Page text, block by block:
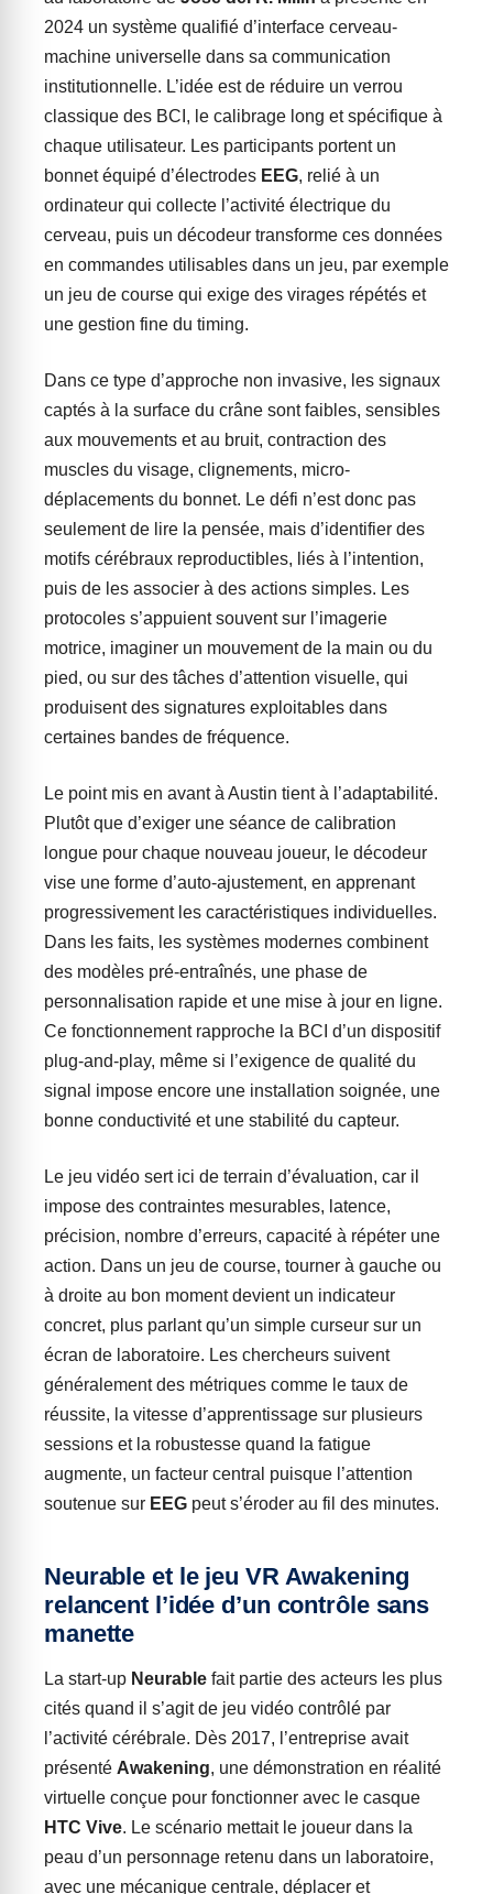
2024 un système qualifié d’interface cerveau-
machine universelle dans sa communication
institutionnelle. L’idée est de réduire un verrou
classique des BCI, le calibrage long et spécifique à
chaque utilisateur. Les participants portent un
bonnet équipé d’électrodes EEG, relié à un
ordinateur qui collecte l’activité électrique du
cerveau, puis un décodeur transforme ces données
en commandes utilisables dans un jeu, par exemple
un jeu de course qui exige des virages répétés et
une gestion fine du timing.
Dans ce type d’approche non invasive, les signaux
captés à la surface du crâne sont faibles, sensibles
aux mouvements et au bruit, contraction des
muscles du visage, clignements, micro-
déplacements du bonnet. Le défi n’est donc pas
seulement de lire la pensée, mais d’identifier des
motifs cérébraux reproductibles, liés à l’intention,
puis de les associer à des actions simples. Les
protocoles s’appuient souvent sur l’imagerie
motrice, imaginer un mouvement de la main ou du
pied, ou sur des tâches d’attention visuelle, qui
produisent des signatures exploitables dans
certaines bandes de fréquence.
Le point mis en avant à Austin tient à l’adaptabilité.
Plutôt que d’exiger une séance de calibration
longue pour chaque nouveau joueur, le décodeur
vise une forme d’auto-ajustement, en apprenant
progressivement les caractéristiques individuelles.
Dans les faits, les systèmes modernes combinent
des modèles pré-entraînés, une phase de
personnalisation rapide et une mise à jour en ligne.
Ce fonctionnement rapproche la BCI d’un dispositif
plug-and-play, même si l’exigence de qualité du
signal impose encore une installation soignée, une
bonne conductivité et une stabilité du capteur.
Le jeu vidéo sert ici de terrain d’évaluation, car il
impose des contraintes mesurables, latence,
précision, nombre d’erreurs, capacité à répéter une
action. Dans un jeu de course, tourner à gauche ou
à droite au bon moment devient un indicateur
concret, plus parlant qu’un simple curseur sur un
écran de laboratoire. Les chercheurs suivent
généralement des métriques comme le taux de
réussite, la vitesse d’apprentissage sur plusieurs
sessions et la robustesse quand la fatigue
augmente, un facteur central puisque l’attention
soutenue sur EEG peut s’éroder au fil des minutes.
Neurable et le jeu VR Awakening
relancent l’idée d’un contrôle sans
manette
La start-up Neurable fait partie des acteurs les plus
cités quand il s’agit de jeu vidéo contrôlé par
l’activité cérébrale. Dès 2017, l’entreprise avait
présenté Awakening, une démonstration en réalité
virtuelle conçue pour fonctionner avec le casque
HTC Vive. Le scénario mettait le joueur dans la
peau d’un personnage retenu dans un laboratoire,
avec une mécanique centrale, déplacer et